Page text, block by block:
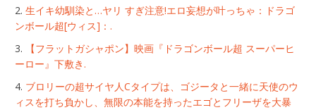
生イキ幼馴染と…ヤリ すぎ注意!エロ妄想が叶っちゃ：ドラゴ
ンボール超[ウィス]：.
【フラットガシャポン】映画『ドラゴンボール超 スーパーヒ
ーロー』下敷き.
ブロリーの超サイヤ人Cタイプは、ゴジータと一緒に天使のウ
ィスを打ち負かし、無限の本能を持ったエゴとフリーザを大暴